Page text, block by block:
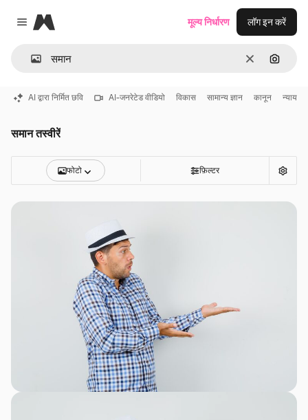
Close menu
Magnific
साफ़ इमेज से
मूल्य निर्धारण लॉग इन करें
AI द्वारा निर्मित छवि AI-जनरेटेड वीडियो विकास सामान्य ज्ञान कानून न्याय
समान तस्वीरें
फोटो फ़िल्टर